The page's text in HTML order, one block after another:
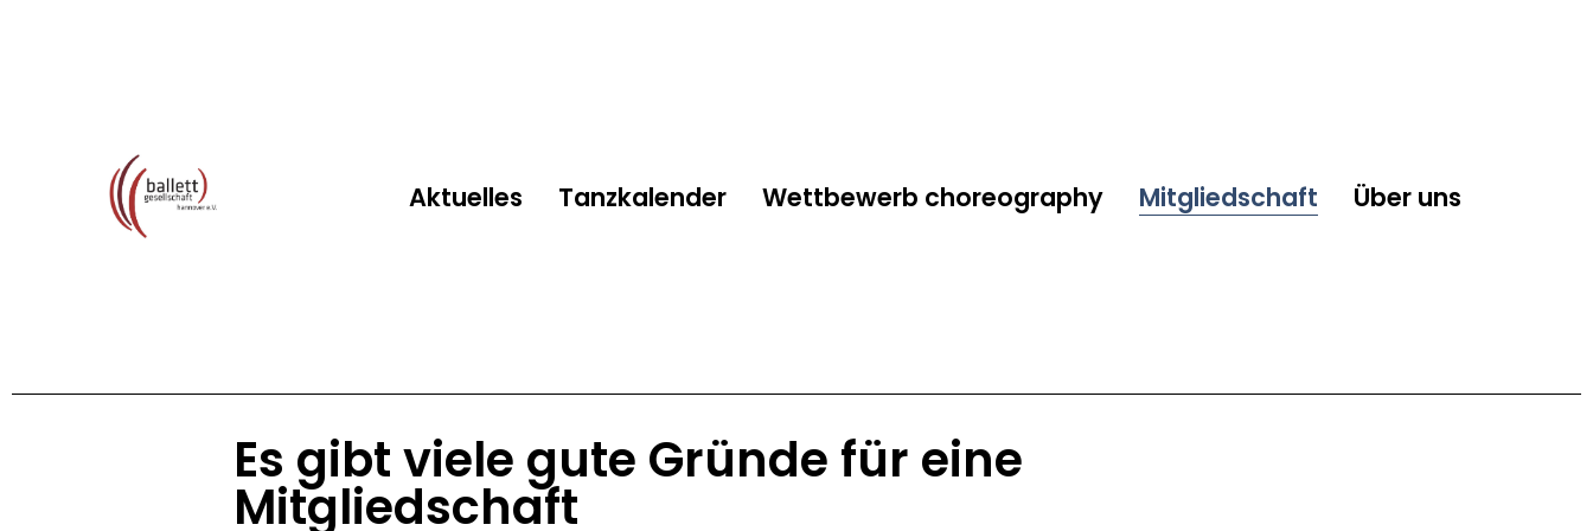
Aktuelles Tanzkalender Wettbewerb choreography Mitgliedschaft Über uns
Es gibt viele gute Gründe für eine
Mitgliedschaft